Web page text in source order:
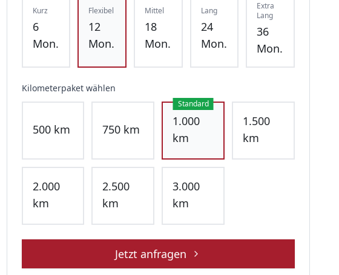
Kurz
6
Mon.
Flexibel
12
Mon.
Mittel
18
Mon.
Lang
24
Mon.
Extra
Lang
36
Mon.
Kilometerpaket wählen
500km 750 km
Standard
1.000
km
1.500
km
2.000
km
2.500
km
3.000
km
Jetzt anfragen